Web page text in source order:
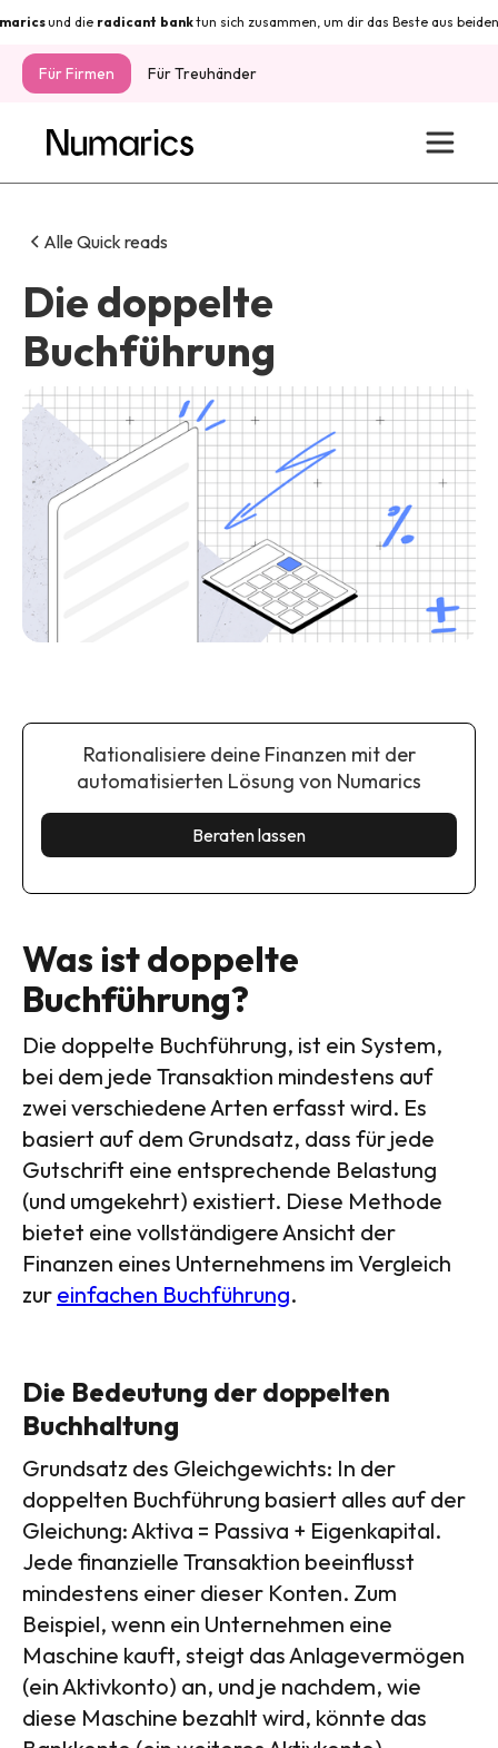
und dieradicant bank tun sich zusammen, um dir das Beste aus beiden
Für Firmen Für Treuhänder
Alle Quick reads
Die doppelte
Buchführung
Rationalisiere deine Finanzen mit der
automatisierten Lösung von Numarics
Beraten lassen
Was ist doppelte
Buchführung?
Die doppelte Buchführung, ist ein System,
bei dem jede Transaktion mindestens auf
zwei verschiedene Arten erfasst wird. Es
basiert auf dem Grundsatz, dass für jede
Gutschrift eine entsprechende Belastung
(und umgekehrt) existiert. Diese Methode
bietet eine vollständigere Ansicht der
Finanzen eines Unternehmens im Vergleich
zur einfachen Buchführung.
Die Bedeutung der doppelten
Buchhaltung
Grundsatz des Gleichgewichts: In der
doppelten Buchführung basiert alles auf der
Gleichung: Aktiva = Passiva + Eigenkapital.
Jede finanzielle Transaktion beeinflusst
mindestens einer dieser Konten. Zum
Beispiel, wenn ein Unternehmen eine
Maschine kauft, steigt das Anlagevermögen
(ein Aktivkonto) an, und je nachdem, wie
diese Maschine bezahlt wird, könnte das